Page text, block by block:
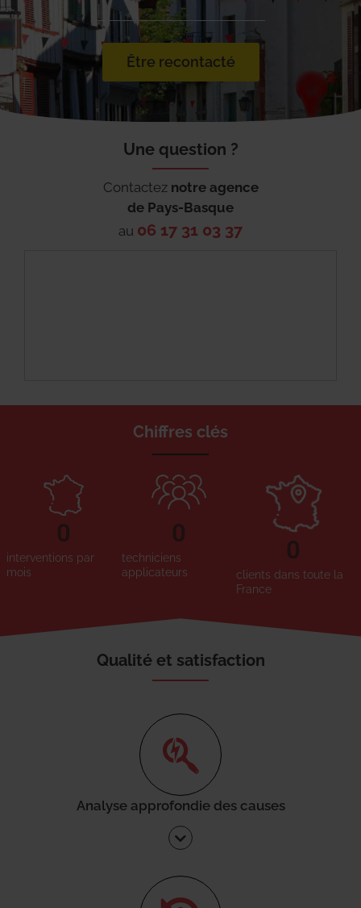
Être recontacté
Une question ?
Contactez notre agence
de Pays-Basque
au 06 17 31 03 37
Chiffres clés
interventions par
mois
0
techniciens
applicateurs
0
clients dans toute la
France
0
Qualité et satisfaction
Analyse approfondie des causes